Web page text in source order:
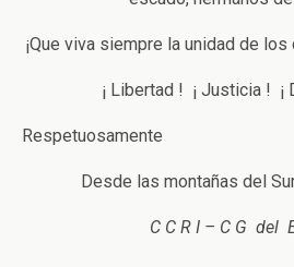
¡Que viva siempre la unidad de
¡ Libertad ! ¡ Justicia ! ¡
Respetuosamente
Desde las montañas del
C C R I – C G del